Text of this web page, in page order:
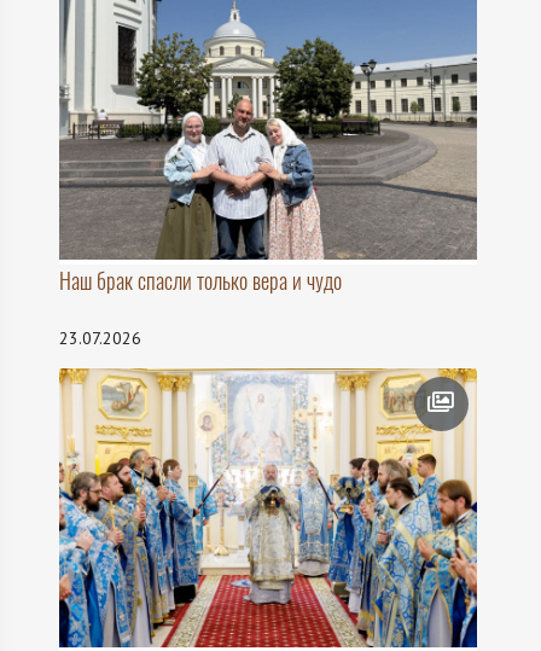
Наш брак спасли только вера и чудо
23.07.2026